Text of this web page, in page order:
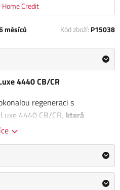
Home Credit
měsíců Kód zboží: P15038
4440 CB/CR
regeneraci s
4440 CB/CR, která
s luxusním designem.
prohřátí svalů a
okolo 50 °C. Infrasauna je
šetrná k organismu a